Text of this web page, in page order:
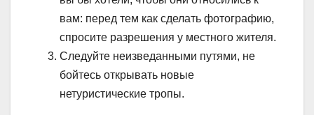
вам: перед тем как сделать фотографию,
спросите разрешения у местного жителя.
Следуйте неизведанными путями, не
бойтесь открывать новые
нетуристические тропы.